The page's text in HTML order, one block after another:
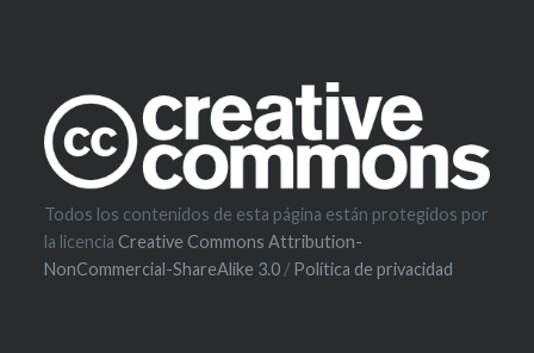
Todos los contenidos de esta página están protegidos por
la licencia Creative Commons Attribution-
NonCommercial-ShareAlike 3.0 / Política de privacidad